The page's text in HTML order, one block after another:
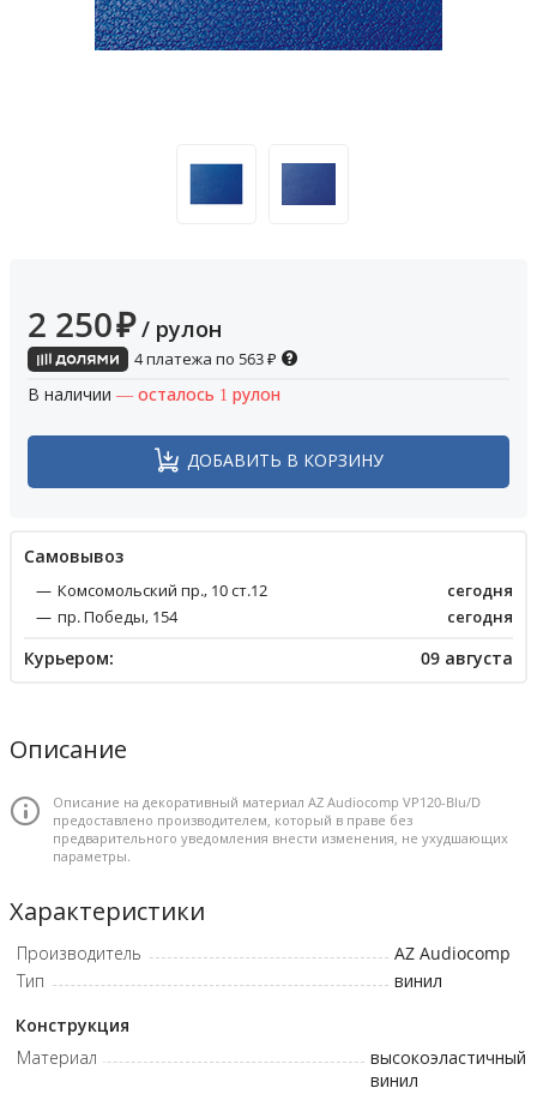
2 250₽ / рулон
4 платежа по 563₽
В наличии — осталось 1 рулон
ДОБАВИТЬ В КОРЗИНУ
Cамовывоз
Комсомольский пр., 10 ст.12
сегодня
пр. Победы, 154
сегодня
Курьером: 09 августа
Описание
Описание на декоративный материал AZ Audiocomp VP120-Blu/D
предоставлено производителем, который в праве без
предварительного уведомления внести изменения, не ухудшающих
параметры.
Характеристики
Производитель
AZ Audiocomp
Тип
винил
Конструкция
Материал
высокоэластичный
винил